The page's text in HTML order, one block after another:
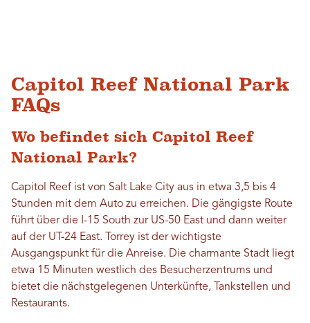
Capitol Reef National Park
FAQs
Wo befindet sich Capitol Reef
National Park?
Capitol Reef ist von Salt Lake City aus in etwa 3,5 bis 4
Stunden mit dem Auto zu erreichen. Die gängigste Route
führt über die I-15 South zur US-50 East und dann weiter
auf der UT-24 East. Torrey ist der wichtigste
Ausgangspunkt für die Anreise. Die charmante Stadt liegt
etwa 15 Minuten westlich des Besucherzentrums und
bietet die nächstgelegenen Unterkünfte, Tankstellen und
Restaurants.